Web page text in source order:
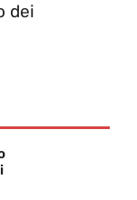
dei